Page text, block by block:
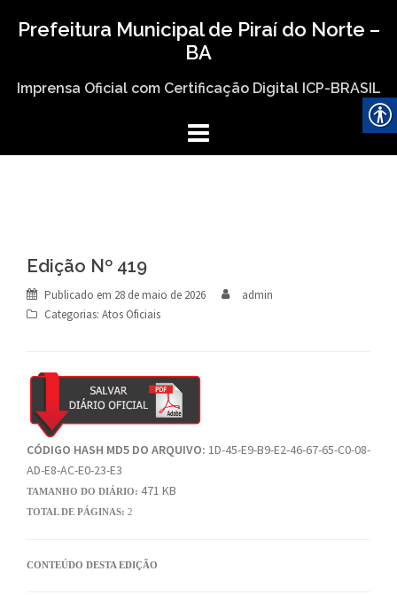
Prefeitura Municipal de Piraí do Norte –
BA
Imprensa Oficial com Certificação Digital ICP-BRASIL
Edição Nº 419
Publicado em 28 de maio de 2026
admin
Categorias: Atos Oficiais
CÓDIGO HASH MD5 DO ARQUIVO: 1D-45-E9-B9-E2-46-67-65-C0-08-
AD-E8-AC-E0-23-E3
TAMANHO DO DIÁRIO: 471 KB
TOTAL DE PÁGINAS: 2
CONTEÚDO DESTA EDIÇÃO